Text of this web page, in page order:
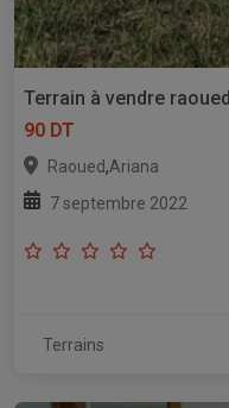
Terrain à vendre raoued
90 DT
Raoued,Ariana
7 septembre 2022
Terrains